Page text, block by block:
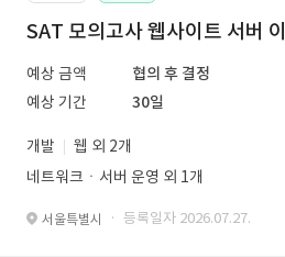
SAT 모의고사 웹사이트 서버
예상 금액
협의 후 결정
예상 기간
30일
개발
웹 외 2개
네트워크ㆍ서버 운영 외 1개
서울특별시 · 등록일자 2026.07.27.